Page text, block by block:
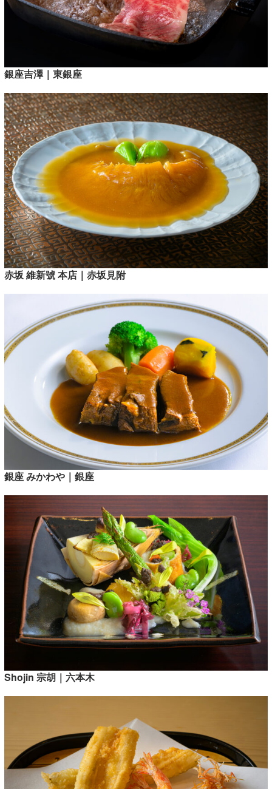
銀座吉澤｜東銀座
赤坂 維新號 本店｜赤坂見附
銀座 みかわや｜銀座
Shojin 宗胡｜六本木